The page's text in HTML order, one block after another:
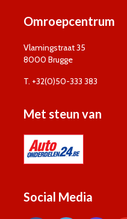
Omroepcentrum
Vlamingstraat 35
8000 Brugge
T. +32(0)50-333 383
Met steun van
Social Media